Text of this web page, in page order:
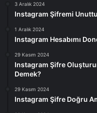
3 Aralık 2024
Instagram Şifremi
1 Aralık 2024
Instagram Hesabımı
29 Kasım 2024
Instagram Şifre
Demek?
29 Kasım 2024
Instagram Şifre Doğru